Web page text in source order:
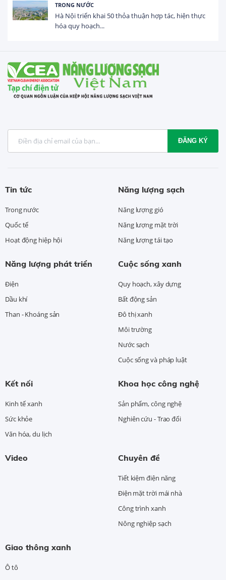
TRONG NƯỚC
Hà Nội triển khai 50 thỏa thuận hợp tác, hiện thực
hóa quy hoạch...
ĐĂNG KÝ
Tin tức
Trong nước
Quốc tế
Hoạt động hiệp hội
Năng lượng sạch
Năng lượng gió
Năng lượng mặt trời
Năng lượng tái tạo
Năng lượng phát triển
Điện
Dầu khí
Than - Khoáng sản
Cuộc sống xanh
Quy hoạch, xây dựng
Bất động sản
Đô thị xanh
Môi trường
Nước sạch
Cuộc sống và pháp luật
Kết nối
Kinh tế xanh
Sức khỏe
Văn hóa, du lịch
Khoa học công nghệ
Sản phẩm, công nghệ
Nghiên cứu - Trao đổi
Video Chuyên đề
Tiết kiệm điện năng
Điện mặt trời mái nhà
Công trình xanh
Nông nghiệp sạch
Giao thông xanh
Ô tô